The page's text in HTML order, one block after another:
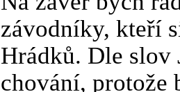
závodníky, kteří
Hrádků. Dle slov
chování, protože